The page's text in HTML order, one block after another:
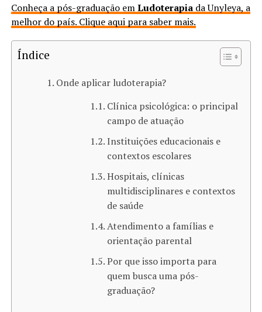
Conheça a pós-graduação emLudoterapiada Unyleya, a
melhor do país. Clique aqui para saber mais.
Índice
Onde aplicar ludoterapia​?
Clínica psicológica: o principal
campo de atuação
Instituições educacionais e
contextos escolares
Hospitais, clínicas
multidisciplinares e contextos
de saúde
Atendimento a famílias e
orientação parental
Por que isso importa para
quem busca uma pós-
graduação?